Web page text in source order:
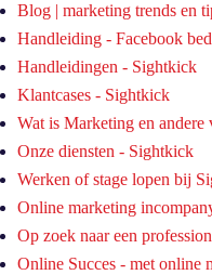
Blog | marketing trends en
Handleiding - Facebook
Handleidingen - Sightkick
Klantcases - Sightkick
Wat is Marketing en
Onze diensten - Sightkick
Werken of stage lopen bij
Online marketing
Op zoek naar een
Online Succes - met online